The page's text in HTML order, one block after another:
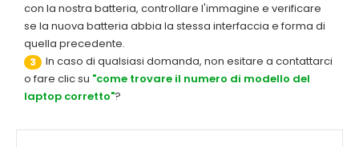
con la nostra batteria, controllare l'immagine e verificare
se la nuova batteria abbia la stessa interfaccia e forma di
quella precedente.
3
In caso di qualsiasi domanda, non esitare a contattarci
o fare clic su "come trovare il numero di modello del
laptop corretto"?